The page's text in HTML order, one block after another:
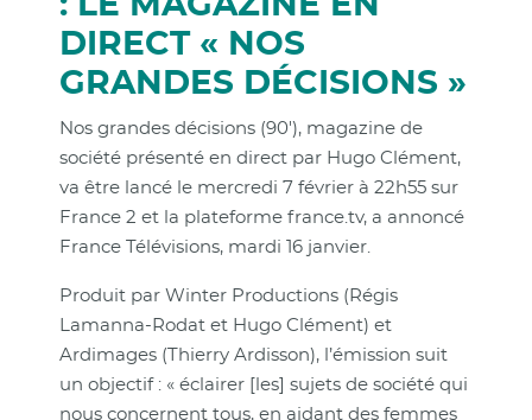
DIRECT « NOS
GRANDES DÉCISIONS »
Nos grandes décisions (90'), magazine de
société présenté en direct par Hugo Clément,
va être lancé le mercredi 7 février à 22h55 sur
France 2 et la plateforme france.tv, a annoncé
France Télévisions, mardi 16 janvier.
Produit par Winter Productions (Régis
Lamanna-Rodat et Hugo Clément) et
Ardimages (Thierry Ardisson), l’émission suit
un objectif : « éclairer [les] sujets de société qui
nous concernent tous, en aidant des femmes